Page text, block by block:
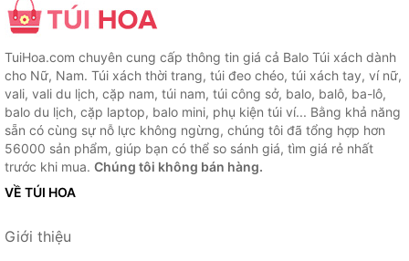
TuiHoa.com chuyên cung cấp thông tin giá cả Balo Túi xách dành
cho Nữ, Nam. Túi xách thời trang, túi đeo chéo, túi xách tay, ví nữ,
vali, vali du lịch, cặp nam, túi nam, túi công sở, balo, balô, ba-lô,
balo du lịch, cặp laptop, balo mini, phụ kiện túi ví... Bằng khả năng
sẵn có cùng sự nỗ lực không ngừng, chúng tôi đã tổng hợp hơn
56000 sản phẩm, giúp bạn có thể so sánh giá, tìm giá rẻ nhất
trước khi mua. Chúng tôi không bán hàng.
VỀ TÚI HOA
Giới thiệu